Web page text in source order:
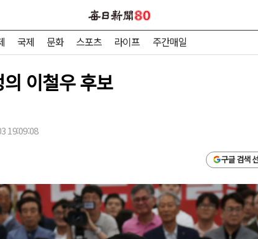
국제 문화 스포츠 라이프 주간매일
이철우 후보
19:09:08
구글 검색